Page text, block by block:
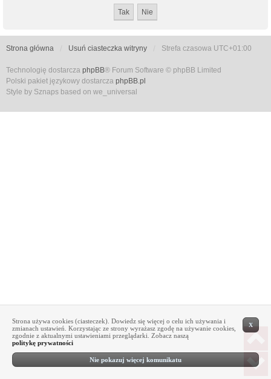
Strona główna Usuń ciasteczka witryny Strefa czasowa UTC+01:00
Technologię dostarcza phpBB® Forum Software © phpBB Limited
Polski pakiet językowy dostarcza phpBB.pl
Style by Sznaps based on we_universal
X
Strona używa cookies (ciasteczek). Dowiedz się więcej o celu ich używania i
zmianach ustawień. Korzystając ze strony wyrażasz zgodę na używanie cookies,
zgodnie z aktualnymi ustawieniami przeglądarki. Zobacz naszą
politykę prywatności
Nie pokazuj więcej komunikatu